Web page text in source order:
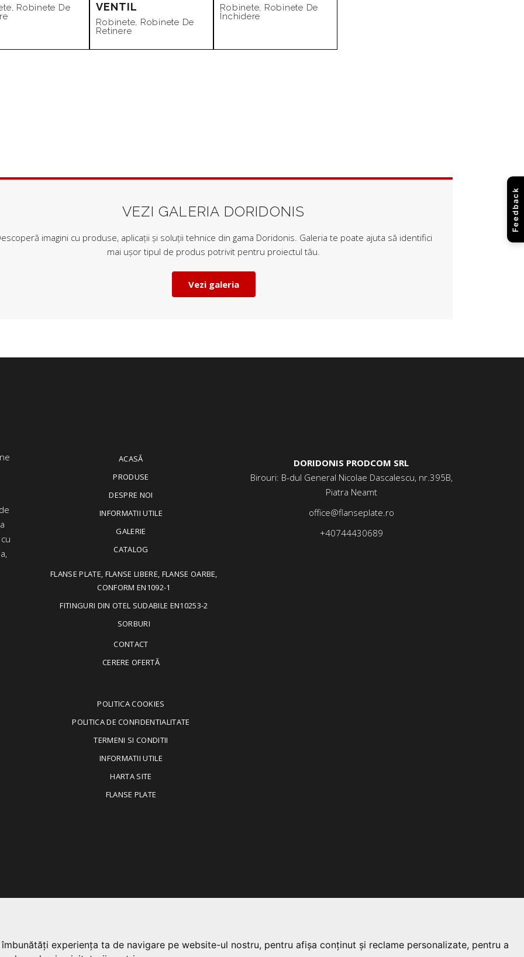
experiența ta de navigare pe website-ul nostru, pentru afișa conținut și reclame personalizate, pentru a
, Robinete De
VENTIL
Robinete, Robinete De
Retinere
Robinete, Robinete De
Închidere
VEZI GALERIA DORIDONIS
imagini cu produse, aplicații și soluții tehnice din gama Doridonis. Galeria te poate ajuta să identifici
mai ușor tipul de produs potrivit pentru proiectul tău.
Vezi galeria
ACASĂ
PRODUSE
DESPRE NOI
INFORMATII UTILE
GALERIE
CATALOG
FLANSE PLATE, FLANSE LIBERE, FLANSE OARBE,
CONFORM EN1092-1
FITINGURI DIN OTEL SUDABILE EN10253-2
SORBURI
CONTACT
CERERE OFERTĂ
POLITICA COOKIES
POLITICA DE CONFIDENTIALITATE
TERMENI SI CONDITII
INFORMATII UTILE
HARTA SITE
FLANSE PLATE
DORIDONIS PRODCOM SRL
Birouri: B-dul General Nicolae Dascalescu, nr.395B,
Piatra Neamt
office@flanseplate.ro
+40744430689
Feedback